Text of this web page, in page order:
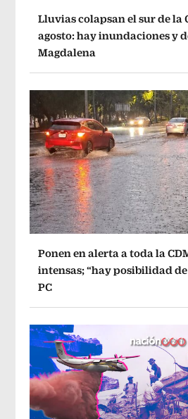
Lluvias colapsan el sur de la
agosto: hay inundaciones y
Magdalena
Ponen en alerta a toda la
intensas; “hay posibilidad de
PC